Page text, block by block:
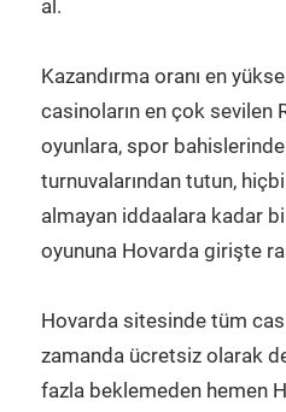
al.
Kazandırma oranı en
casinoların en çok sevilen
oyunlara, spor
turnuvalarından tutun,
almayan iddaalara kadar
oyununa Hovarda girişte
Hovarda sitesinde tüm
zamanda ücretsiz olarak
fazla beklemeden hemen